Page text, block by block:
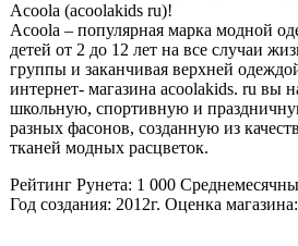
Acoola (acoolakids ru)!
Acoola – популярная марка модной
детей от 2 до 12 лет на все случаи
группы и заканчивая верхней
интернет- магазина acoolakids. ru вы
школьную, спортивную и
разных фасонов, созданную из
тканей модных расцветок.
Рейтинг Рунета: 1 000
Год создания: 2012г. Оценка магазина: